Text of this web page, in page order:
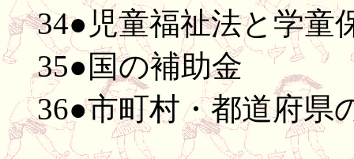
34●児童福祉法と学童
35●国の補助金
36●市町村・都道府県